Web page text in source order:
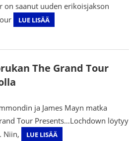
on saanut uuden erikoisjakson
LUE LISÄÄ
The Grand Tour
ja James Mayn matka
Tour Presents…Lochdown löytyy
Niin,
LUE LISÄÄ